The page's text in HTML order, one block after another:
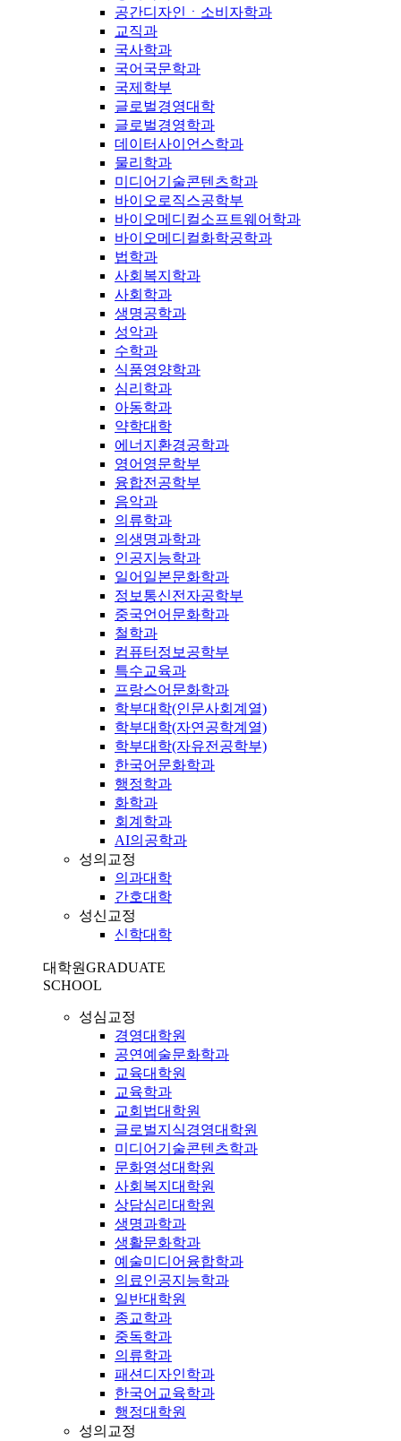
공간디자인ㆍ소비자학과
교직과
국사학과
국어국문학과
국제학부
글로벌경영대학
글로벌경영학과
데이터사이언스학과
물리학과
미디어기술콘텐츠학과
바이오로직스공학부
바이오메디컬소프트웨어학과
바이오메디컬화학공학과
법학과
사회복지학과
사회학과
생명공학과
성악과
수학과
식품영양학과
심리학과
아동학과
약학대학
에너지환경공학과
영어영문학부
융합전공학부
음악과
의류학과
의생명과학과
인공지능학과
일어일본문화학과
정보통신전자공학부
중국언어문화학과
철학과
컴퓨터정보공학부
특수교육과
프랑스어문화학과
학부대학(인문사회계열)
학부대학(자연공학계열)
학부대학(자유전공학부)
한국어문화학과
행정학과
화학과
회계학과
AI의공학과
성의교정
의과대학
간호대학
성신교정
신학대학
대학원GRADUATE
SCHOOL
성심교정
경영대학원
공연예술문화학과
교육대학원
교육학과
교회법대학원
글로벌지식경영대학원
미디어기술콘텐츠학과
문화영성대학원
사회복지대학원
상담심리대학원
생명과학과
생활문화학과
예술미디어융합학과
의료인공지능학과
일반대학원
종교학과
중독학과
의류학과
패션디자인학과
한국어교육학과
행정대학원
성의교정